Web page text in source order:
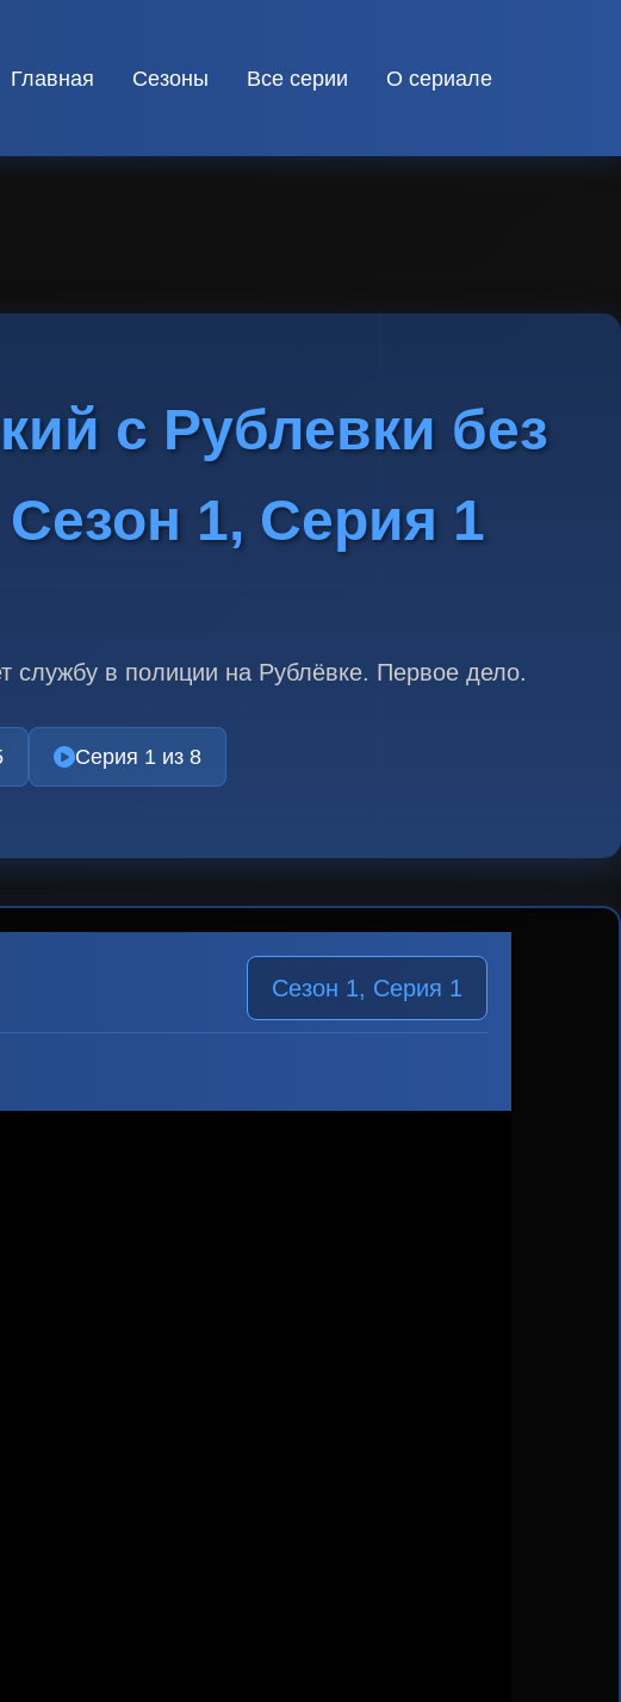
Главная Сезоны Все серии О сериале
с Рублевки без
1, Серия 1
службу в полиции на Рублёвке. Первое дело.
Серия 1 из 8
Сезон 1, Серия 1